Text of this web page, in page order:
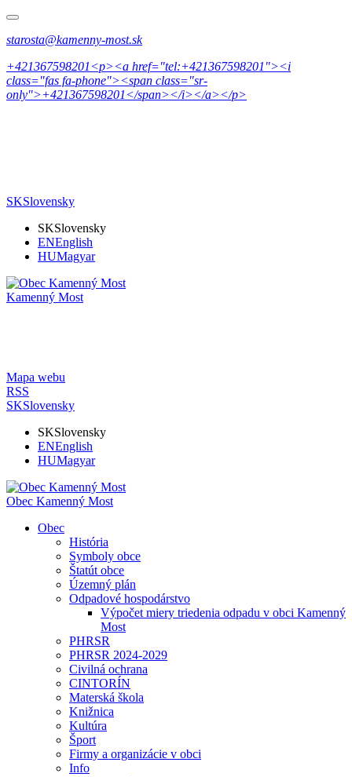
starosta@kamenny-most.sk
+421367598201<p><a href="tel:+421367598201"><i
class="fas fa-phone"><span class="sr-
only">+421367598201</span></i></a></p>
SKSlovensky
SKSlovensky
ENEnglish
HUMagyar
Kamenný Most
Mapa webu
RSS
SKSlovensky
SKSlovensky
ENEnglish
HUMagyar
Obec Kamenný Most
Obec
História
Symboly obce
Štatút obce
Územný plán
Odpadové hospodárstvo
Výpočet miery triedenia odpadu v obci Kamenný
Most
PHRSR
PHRSR 2024-2029
Civilná ochrana
CINTORÍN
Materská škola
Knižnica
Kultúra
Šport
Firmy a organizácie v obci
Info